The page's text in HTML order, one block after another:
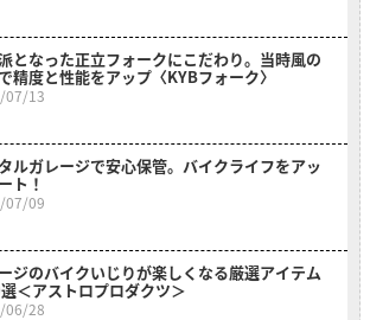
となった正立フォークにこだわり。当時風の
精度と性能をアップ〈KYBフォーク〉
07/13
ルガレージで安心保管。バイクライフをアッ
ト！
07/09
ジのバイクいじりが楽しくなる厳選アイテム
＜アストロプロダクツ＞
06/28